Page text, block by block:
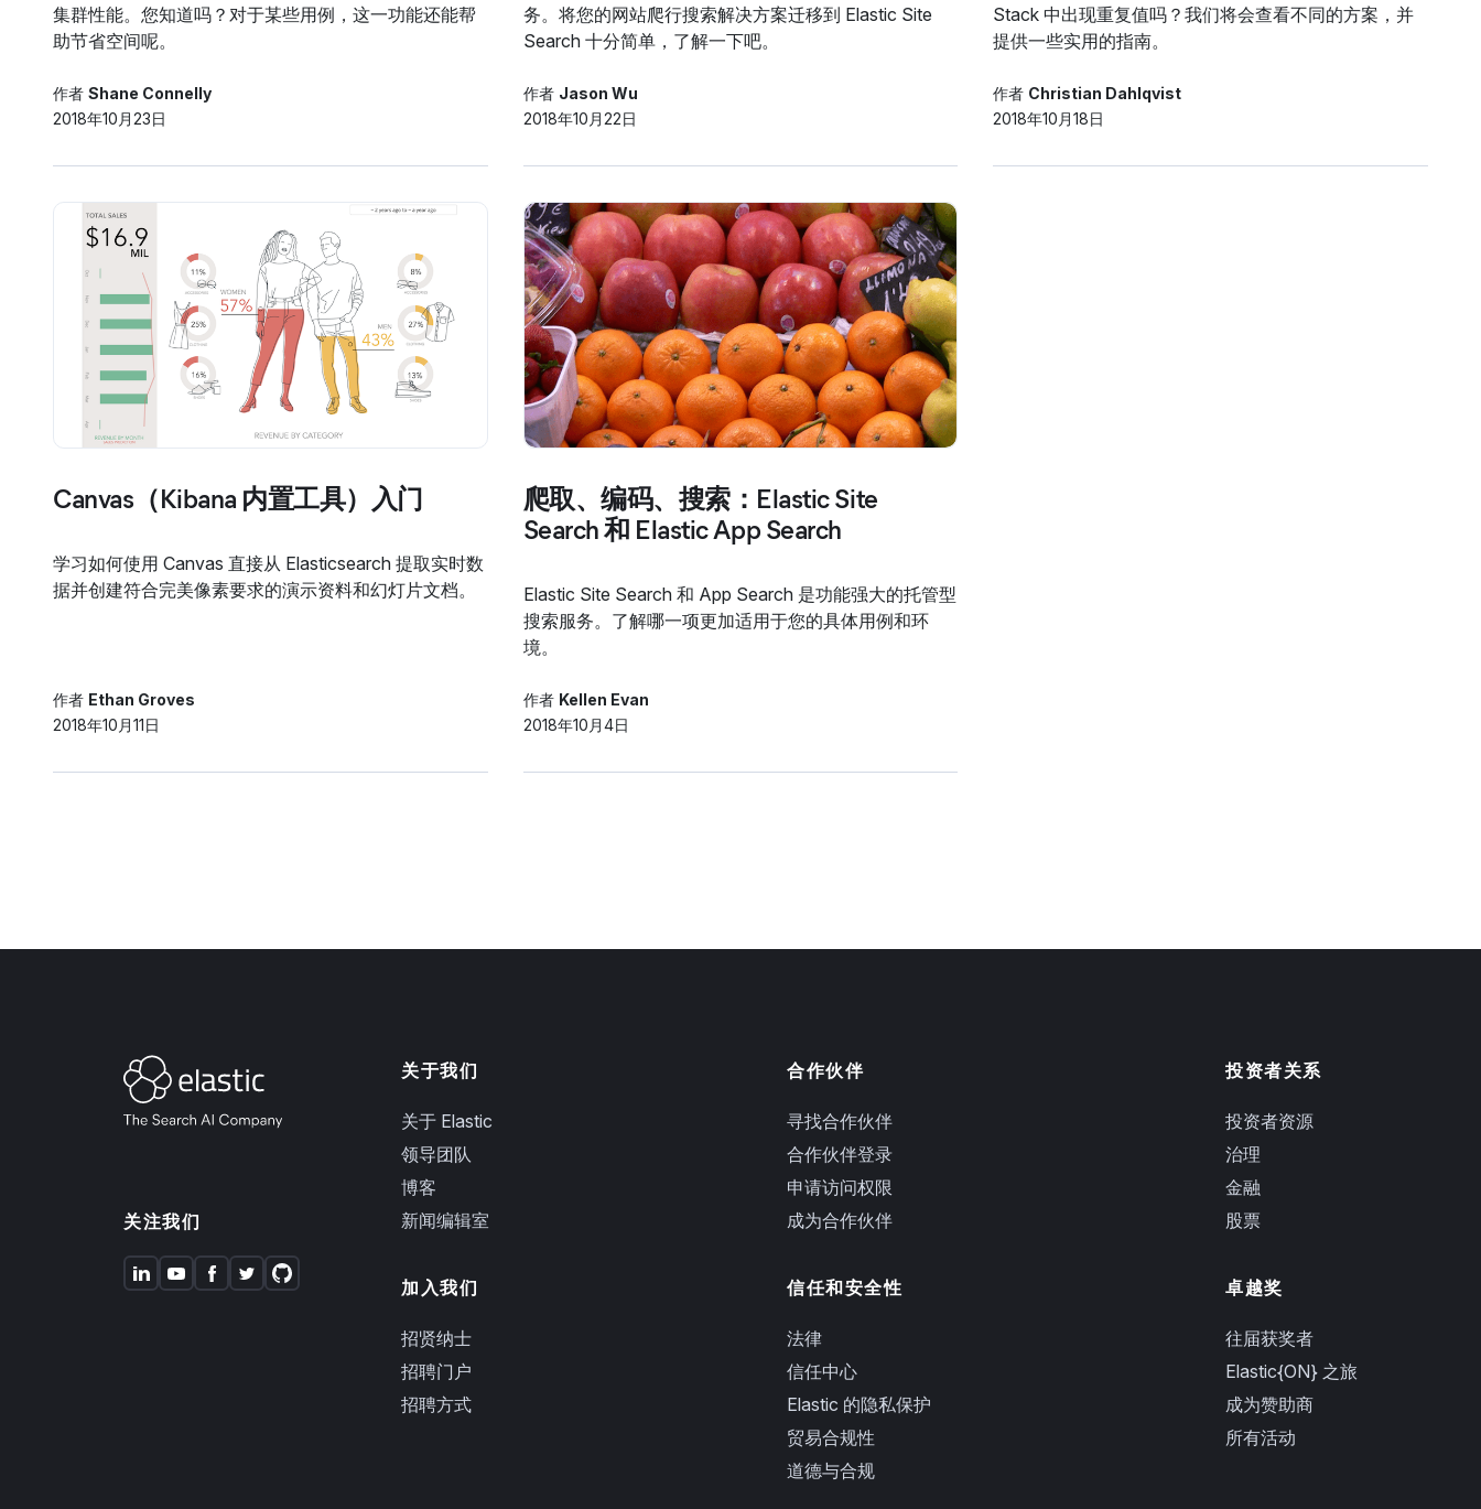
集群性能。您知道吗？对于某些用例，这一功能还能帮
助节省空间呢。
作者 Shane Connelly
2018年10月23日
务。将您的网站爬行搜索解决方案迁移到 Elastic Site
Search 十分简单，了解一下吧。
作者 Jason Wu
2018年10月22日
Stack 中出现重复值吗？我们将会查看不同的方案，并
提供一些实用的指南。
作者 Christian Dahlqvist
2018年10月18日
Canvas（Kibana 内置工具）入门
学习如何使用 Canvas 直接从 Elasticsearch 提取实时数
据并创建符合完美像素要求的演示资料和幻灯片文档。
作者 Ethan Groves
2018年10月11日
爬取、编码、搜索：Elastic Site
Search 和 Elastic App Search
Elastic Site Search 和 App Search 是功能强大的托管型
搜索服务。了解哪一项更加适用于您的具体用例和环
境。
作者 Kellen Evan
2018年10月4日
关注我们
关于我们
关于 Elastic
领导团队
博客
新闻编辑室
加入我们
招贤纳士
招聘门户
招聘方式
合作伙伴
寻找合作伙伴
合作伙伴登录
申请访问权限
成为合作伙伴
信任和安全性
法律
信任中心
Elastic 的隐私保护
贸易合规性
道德与合规
投资者关系
投资者资源
治理
金融
股票
卓越奖
往届获奖者
Elastic{ON} 之旅
成为赞助商
所有活动